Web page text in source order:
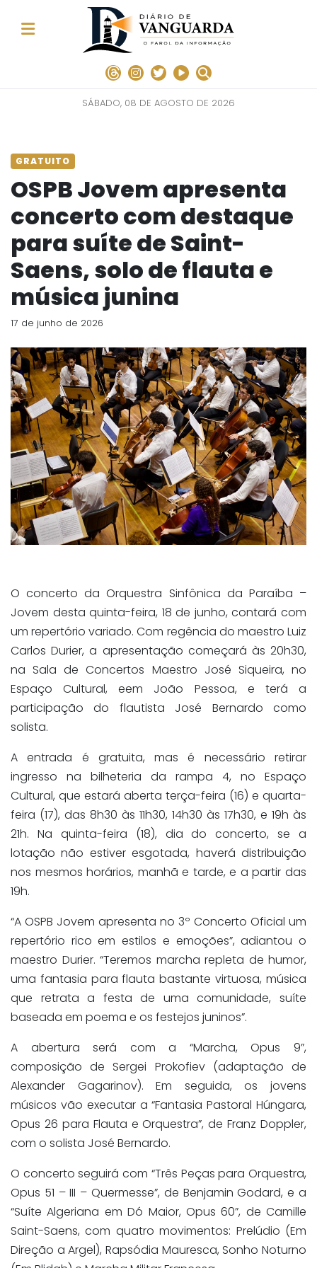
SÁBADO, 08 DE AGOSTO DE 2026
GRATUITO
OSPB Jovem apresenta
concerto com destaque
para suíte de Saint-
Saens, solo de flauta e
música junina
17 de junho de 2026
O concerto da Orquestra Sinfônica da Paraíba –
Jovem desta quinta-feira, 18 de junho, contará com
um repertório variado. Com regência do maestro Luiz
Carlos Durier, a apresentação começará às 20h30,
na Sala de Concertos Maestro José Siqueira, no
Espaço Cultural, eem João Pessoa, e terá a
participação do flautista José Bernardo como
solista.
A entrada é gratuita, mas é necessário retirar
ingresso na bilheteria da rampa 4, no Espaço
Cultural, que estará aberta terça-feira (16) e quarta-
feira (17), das 8h30 às 11h30, 14h30 às 17h30, e 19h às
21h. Na quinta-feira (18), dia do concerto, se a
lotação não estiver esgotada, haverá distribuição
nos mesmos horários, manhã e tarde, e a partir das
19h.
“A OSPB Jovem apresenta no 3º Concerto Oficial um
repertório rico em estilos e emoções”, adiantou o
maestro Durier. “Teremos marcha repleta de humor,
uma fantasia para flauta bastante virtuosa, música
que retrata a festa de uma comunidade, suíte
baseada em poema e os festejos juninos”.
A abertura será com a “Marcha, Opus 9”,
composição de Sergei Prokofiev (adaptação de
Alexander Gagarinov). Em seguida, os jovens
músicos vão executar a “Fantasia Pastoral Húngara,
Opus 26 para Flauta e Orquestra”, de Franz Doppler,
com o solista José Bernardo.
O concerto seguirá com “Três Peças para Orquestra,
Opus 51 – III – Quermesse”, de Benjamin Godard, e a
“Suíte Algeriana em Dó Maior, Opus 60”, de Camille
Saint-Saens, com quatro movimentos: Prelúdio (Em
Direção a Argel), Rapsódia Mauresca, Sonho Noturno